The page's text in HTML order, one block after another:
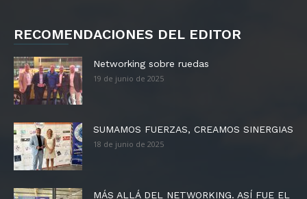
RECOMENDACIONES DEL EDITOR
Networking sobre ruedas
19 de junio de 2025
SUMAMOS FUERZAS, CREAMOS SINERGIAS
18 de junio de 2025
MÁS ALLÁ DEL NETWORKING. ASÍ FUE EL